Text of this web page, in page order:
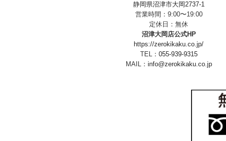
静岡県沼津市大岡2737-1
営業時間：9:00〜19:00
定休日：無休
沼津大岡店公式HP
https://zerokikaku.co.jp/
TEL： 055-939-9315
MAIL： info@zerokikaku.co.jp